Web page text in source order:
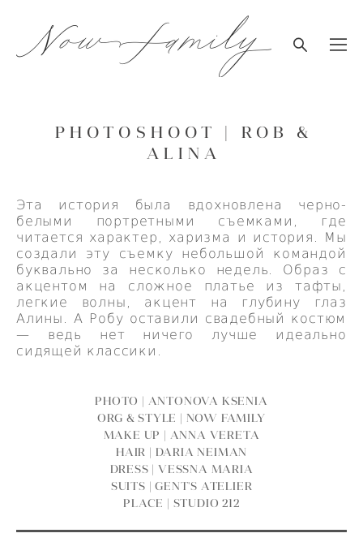
PHOTOSHOOT | ROB &
ALINA
Эта история была вдохновлена черно-
белыми портретными съемками, где
читается характер, харизма и история. Мы
создали эту съемку небольшой командой
буквально за несколько недель. Образ с
акцентом на сложное платье из тафты,
легкие волны, акцент на глубину глаз
Алины. А Робу оставили свадебный костюм
— ведь нет ничего лучше идеально
сидящей классики.
PHOTO | ANTONOVA KSENIA
ORG & STYLE | NOW FAMILY
MAKE UP | ANNA VERETA
HAIR | DARIA NEIMAN
DRESS | VESSNA MARIA
SUITS | GENT'S ATELIER
PLACE | STUDIO 212